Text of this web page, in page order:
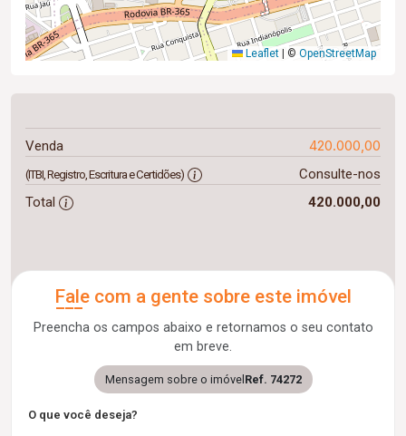
Leaflet © OpenStreetMap
Venda 420.000,00
(ITBI, Registro, Escritura e Certidões)
Consulte-nos
Total
420.000,00
Fale com a gente sobre este imóvel
Preencha os campos abaixo e retornamos o seu contato
em breve.
Mensagem sobre o imóvel Ref. 74272
O que você deseja?